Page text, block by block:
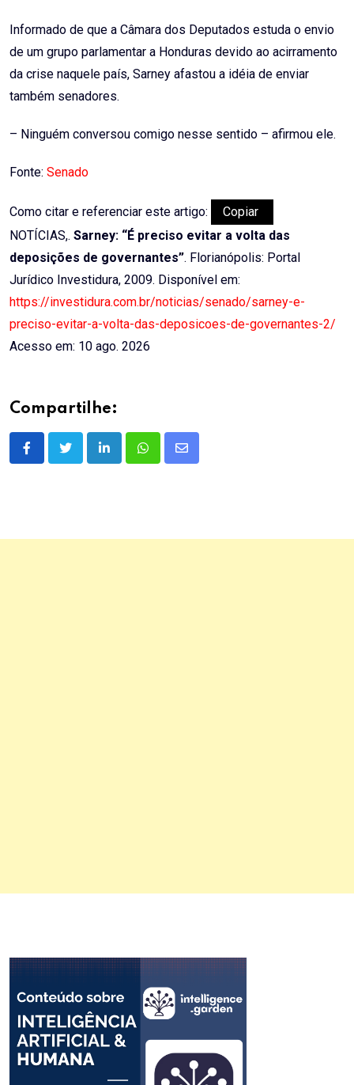
Informado de que a Câmara dos Deputados estuda o envio
de um grupo parlamentar a Honduras devido ao acirramento
da crise naquele país, Sarney afastou a idéia de enviar
também senadores.
– Ninguém conversou comigo nesse sentido – afirmou ele.
Fonte: Senado
Como citar e referenciar este artigo:
Copiar
NOTÍCIAS,. Sarney: “É preciso evitar a volta das
deposições de governantes”. Florianópolis: Portal
Jurídico Investidura, 2009. Disponível em:
https://investidura.com.br/noticias/senado/sarney-e-
preciso-evitar-a-volta-das-deposicoes-de-governantes-2/
Acesso em: 10 ago. 2026
Compartilhe:
LinkedInWhatsappShare